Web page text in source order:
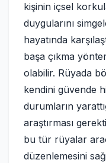
kişinin içsel
duygularını
hayatında
başa çıkma
olabilir. Rüyada
kendini güvende
durumların
araştırması
bu tür rüyalar
düzenlemesini